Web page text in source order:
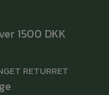
1500 DKK
RETURRET